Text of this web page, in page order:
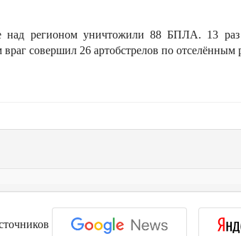
над регионом уничтожили 88 БПЛА. 13
совершил 26 артобстрелов по отселённым